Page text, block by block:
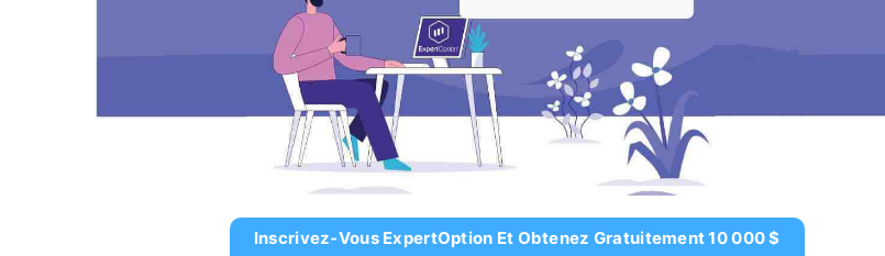
Inscrivez-Vous ExpertOption Et Obtenez Gratuitement 10 000 $